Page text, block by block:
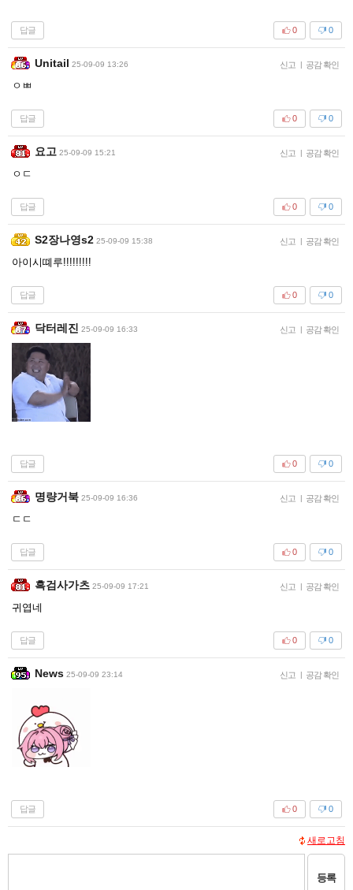
답글 0
0
Unitail 25-09-09 13:26 신고 | 공감 확인
ㅇㅃ
답글 0
0
요고 25-09-09 15:21 신고 | 공감 확인
ㅇㄷ
답글 0
0
S2장나영s2 25-09-09 15:38 신고 | 공감 확인
아이시뗴루!!!!!!!!!
답글 0
0
닥터레진 25-09-09 16:33 신고 | 공감 확인
답글 0
0
명량거북 25-09-09 16:36 신고 | 공감 확인
ㄷㄷ
답글 0
0
흑검사가츠 25-09-09 17:21 신고 | 공감 확인
귀엽네
답글 0
0
News 25-09-09 23:14 신고 | 공감 확인
답글 0
0
새로고침
등록